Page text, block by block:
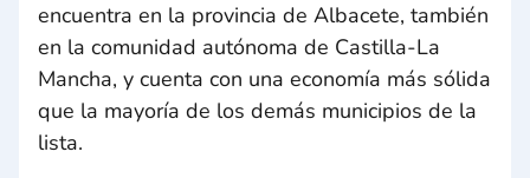
encuentra en la provincia de Albacete, también
en la comunidad autónoma de Castilla-La
Mancha, y cuenta con una economía más sólida
que la mayoría de los demás municipios de la
lista.